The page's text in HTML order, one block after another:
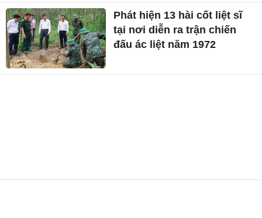
Phát hiện 13 hài cốt liệt sĩ
tại nơi diễn ra trận chiến
đấu ác liệt năm 1972